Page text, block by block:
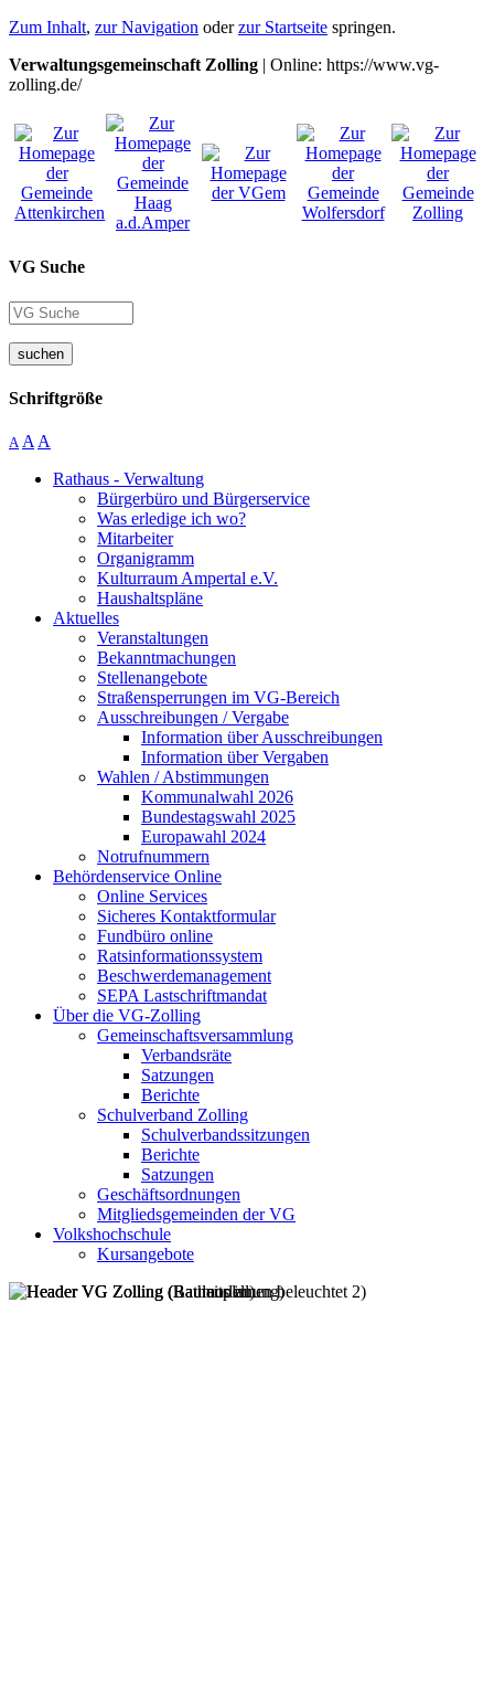
Zum Inhalt, zur Navigation oderzur Startseite springen.
Verwaltungsgemeinschaft Zolling | Online: https://www.vg-
zolling.de/
VG Suche
suchen
Schriftgröße
A A A
Rathaus - Verwaltung
Bürgerbüro und Bürgerservice
Was erledige ich wo?
Mitarbeiter
Organigramm
Kulturraum Ampertal e.V.
Haushaltspläne
Aktuelles
Veranstaltungen
Bekanntmachungen
Stellenangebote
Straßensperrungen im VG-Bereich
Ausschreibungen / Vergabe
Information über Ausschreibungen
Information über Vergaben
Wahlen / Abstimmungen
Kommunalwahl 2026
Bundestagswahl 2025
Europawahl 2024
Notrufnummern
Behördenservice Online
Online Services
Sicheres Kontaktformular
Fundbüro online
Ratsinformationssystem
Beschwerdemanagement
SEPA Lastschriftmandat
Über die VG-Zolling
Gemeinschaftsversammlung
Verbandsräte
Satzungen
Berichte
Schulverband Zolling
Schulverbandssitzungen
Berichte
Satzungen
Geschäftsordnungen
Mitgliedsgemeinden der VG
Volkshochschule
Kursangebote